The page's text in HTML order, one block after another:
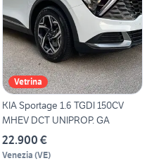
Vetrina
KIA Sportage 1.6 TGDI 150CV
MHEV DCT UNIPROP. GA
22.900 €
Venezia (VE)